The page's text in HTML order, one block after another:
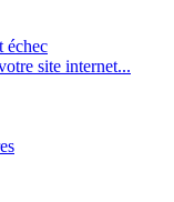
échec
site internet...
Suivez mes